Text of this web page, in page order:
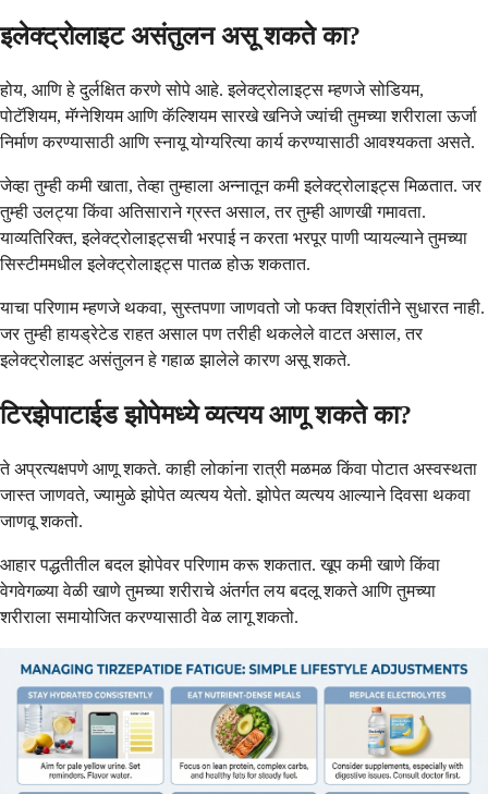
इलेक्ट्रोलाइट असंतुलन असू शकते का?
होय, आणि हे दुर्लक्षित करणे सोपे आहे. इलेक्ट्रोलाइट्स म्हणजे सोडियम,
पोटॅशियम, मॅग्नेशियम आणि कॅल्शियम सारखे खनिजे ज्यांची तुमच्या शरीराला ऊर्जा
निर्माण करण्यासाठी आणि स्नायू योग्यरित्या कार्य करण्यासाठी आवश्यकता असते.
जेव्हा तुम्ही कमी खाता, तेव्हा तुम्हाला अन्नातून कमी इलेक्ट्रोलाइट्स मिळतात. जर
तुम्ही उलट्या किंवा अतिसाराने ग्रस्त असाल, तर तुम्ही आणखी गमावता.
याव्यतिरिक्त, इलेक्ट्रोलाइट्सची भरपाई न करता भरपूर पाणी प्यायल्याने तुमच्या
सिस्टीममधील इलेक्ट्रोलाइट्स पातळ होऊ शकतात.
याचा परिणाम म्हणजे थकवा, सुस्तपणा जाणवतो जो फक्त विश्रांतीने सुधारत नाही.
जर तुम्ही हायड्रेटेड राहत असाल पण तरीही थकलेले वाटत असाल, तर
इलेक्ट्रोलाइट असंतुलन हे गहाळ झालेले कारण असू शकते.
टिरझेपाटाईड झोपेमध्ये व्यत्यय आणू शकते का?
ते अप्रत्यक्षपणे आणू शकते. काही लोकांना रात्री मळमळ किंवा पोटात अस्वस्थता
जास्त जाणवते, ज्यामुळे झोपेत व्यत्यय येतो. झोपेत व्यत्यय आल्याने दिवसा थकवा
जाणवू शकतो.
आहार पद्धतीतील बदल झोपेवर परिणाम करू शकतात. खूप कमी खाणे किंवा
वेगवेगळ्या वेळी खाणे तुमच्या शरीराचे अंतर्गत लय बदलू शकते आणि तुमच्या
शरीराला समायोजित करण्यासाठी वेळ लागू शकतो.